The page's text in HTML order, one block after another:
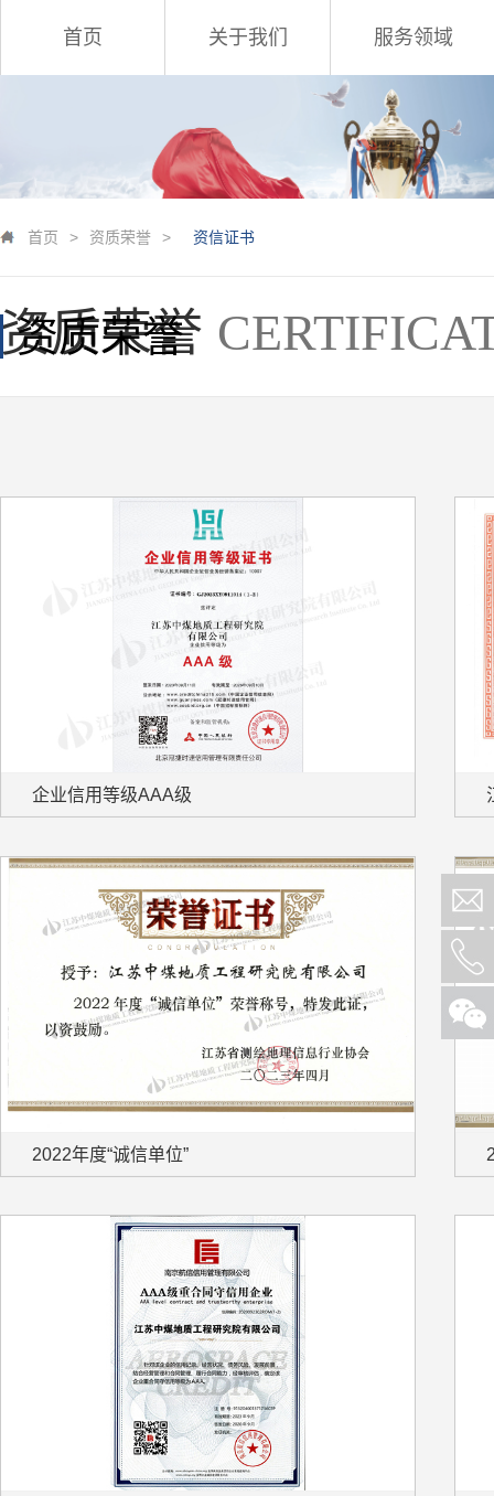
首页 关于我们 服务领域
资质荣誉
首页 > 资质荣誉 > 资信证书
资质荣誉
企业信用等级AAA级
2022年度“诚信单位”